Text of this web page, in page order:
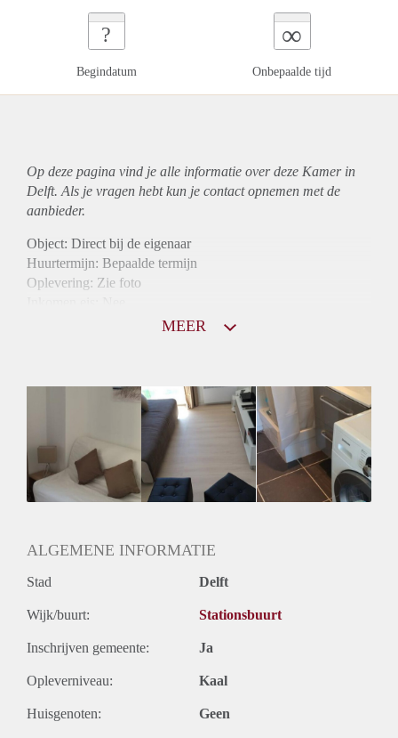
?
Begindatum
∞
Onbepaalde tijd
Op deze pagina vind je alle informatie over deze Kamer in
Delft. Als je vragen hebt kun je contact opnemen met de
aanbieder.
Object: Direct bij de eigenaar
Huurtermijn: Bepaalde termijn
Oplevering: Zie foto
Gedeelde Douche: Ja
Gedeelde woonkamer: Ja
Geslacht huisgenoten: Gemengd
MEER
ALGEMENE INFORMATIE
Stad Delft
Wijk/buurt: Stationsbuurt
Inschrijven gemeente: Ja
Opleverniveau: Kaal
Huisgenoten: Geen